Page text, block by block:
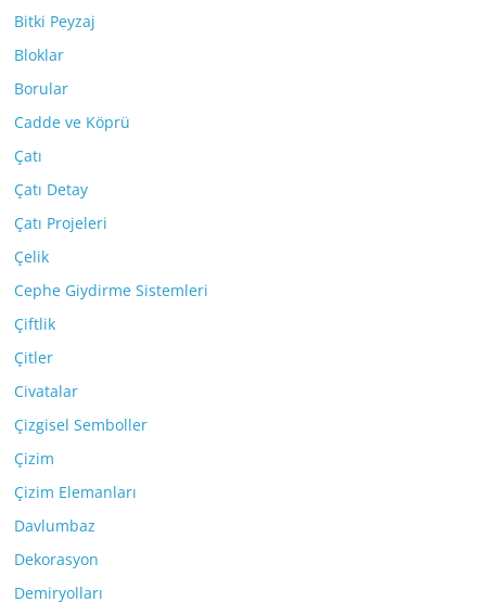
Bitki Peyzaj
Bloklar
Borular
Cadde ve Köprü
Çatı
Çatı Detay
Çatı Projeleri
Çelik
Cephe Giydirme Sistemleri
Çiftlik
Çitler
Civatalar
Çizgisel Semboller
Çizim
Çizim Elemanları
Davlumbaz
Dekorasyon
Demiryolları